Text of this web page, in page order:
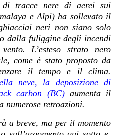
di tracce nere di aerei sui
e Alpi) ha sollevato il
neri non siano solo
dalla fuliggine degli incendi
vento.L’esteso strato nero
come è stato proposto da
il tempo e il clima.
neve, la deposizione di
carbon (BC)aumenta il
numerose retroazioni.
a breve, ma per il momento